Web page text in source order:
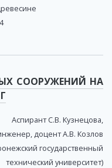
СООРУЖЕНИЙ НА
Аспирант С.В. Кузнецова,
доцент А.В. Козлов
государственный
технический университет)